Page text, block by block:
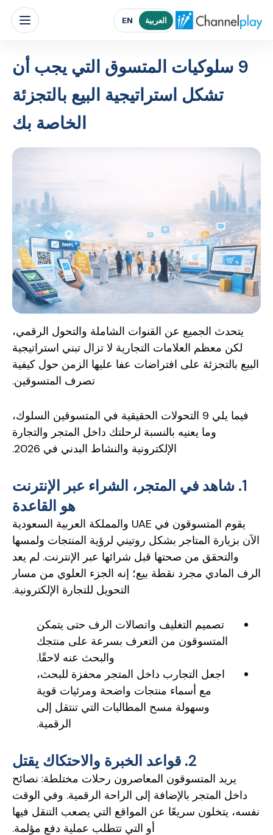
الصفحة الرئيسية لتشانلبلاي الشرق الأوسط
EN العربية
9 سلوكيات المتسوق التي يجب أن
تشكل استراتيجية البيع بالتجزئة
الخاصة بك
يتحدث الجميع عن القنوات الشاملة والتحول الرقمي،
لكن معظم العلامات التجارية لا تزال تبني استراتيجية
البيع بالتجزئة على افتراضات عفا عليها الزمن حول كيفية
تصرف المتسوقين.
فيما يلي 9 التحولات الحقيقية في المتسوقين السلوك،
وما يعنيه بالنسبة لرحلتك داخل المتجر والتجارة
الإلكترونية والنشاط البدني في 2026.
1. شاهد في المتجر، الشراء عبر الإنترنت
هو القاعدة
يقوم المتسوقون في UAE والمملكة العربية السعودية
الآن بزيارة المتاجر بشكل روتيني لرؤية المنتجات ولمسها
والتحقق من صحتها قبل شرائها عبر الإنترنت. لم يعد
الرف المادي مجرد نقطة بيع؛ إنه الجزء العلوي من مسار
التحويل للتجارة الإلكترونية.
تصميم التغليف واتصالات الرف حتى يتمكن
المتسوقون من التعرف بسرعة على منتجك
والبحث عنه لاحقًا.
اجعل التجارب داخل المتجر محفزة للبحث،
مع أسماء منتجات واضحة ومرئيات قوية
وسهولة مسح المطالبات التي تنتقل إلى
الرقمية.
2. قواعد الخبرة والاحتكاك يقتل
يريد المتسوقون المعاصرون رحلات مختلطة: نصائح
داخل المتجر بالإضافة إلى الراحة الرقمية. وفي الوقت
نفسه، يتخلون سريعًا عن المواقع التي يصعب التنقل فيها
أو التي تتطلب عملية دفع مؤلمة.